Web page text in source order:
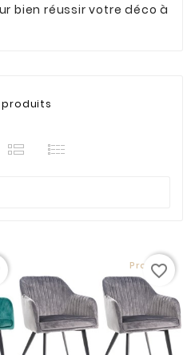
bien réussir votre déco à
produits
Promo !
favorite_border